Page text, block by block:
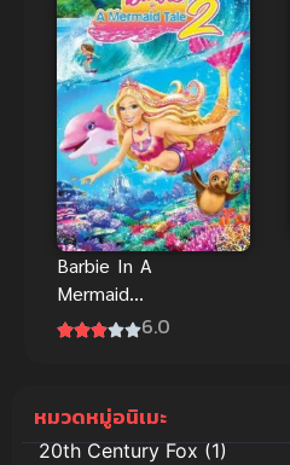
หนึ่งกระบี่พิชิต
ปฐพี (ซับไทย)
Barbie In A
Mermaid
Tale 2
รัก 2 พากย์
ไทย
6.0
หมวดหมู่อนิเมะ
20th Century Fox(1)